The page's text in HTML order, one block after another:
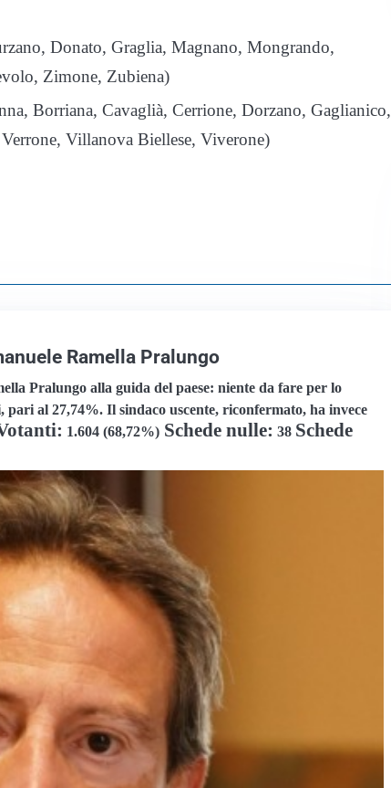
Donato, Graglia, Magnano, Mongrando,
Zimone, Zubiena)
Borriana, Cavaglià, Cerrione, Dorzano, Gaglianico,
Villanova Biellese, Viverone)
Ramella Pralungo
Pralungo alla guida del paese: niente da fare per lo
al 27,74%. Il sindaco uscente, riconfermato, ha invece
: 1.604 (68,72%) Schede nulle: 38 Schede